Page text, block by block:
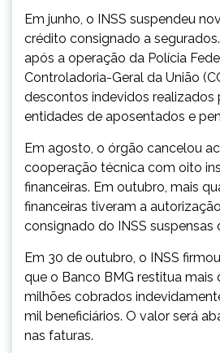
Em junho, o INSS suspendeu
crédito consignado a
após a operação da Polícia
Controladoria-Geral da União
descontos indevidos realizados
entidades de aposentados e
Em agosto, o órgão cancelou
cooperação técnica com oito
financeiras. Em outubro, mais
financeiras tiveram a
consignado do INSS suspensas
Em 30 de outubro, o INSS
que o Banco BMG restitua mais
milhões cobrados
mil beneficiários. O valor será
nas faturas.